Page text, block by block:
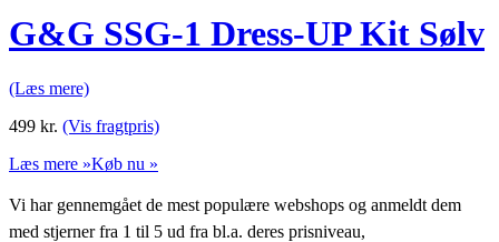
G&G SSG-1 Dress-UP Kit Sølv
(Læs mere)
499 kr. (Vis fragtpris)
Læs mere »Køb nu »
Vi har gennemgået de mest populære webshops og anmeldt dem
med stjerner fra 1 til 5 ud fra bl.a. deres prisniveau,